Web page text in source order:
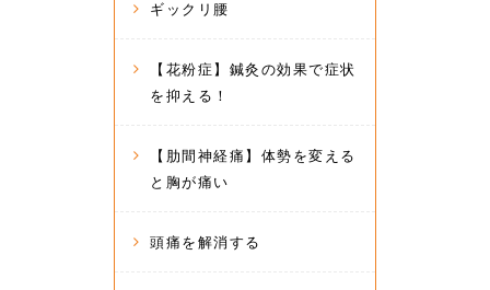
ギックリ腰
【花粉症】鍼灸の効果で症状
を抑える！
【肋間神経痛】体勢を変える
と胸が痛い
頭痛を解消する